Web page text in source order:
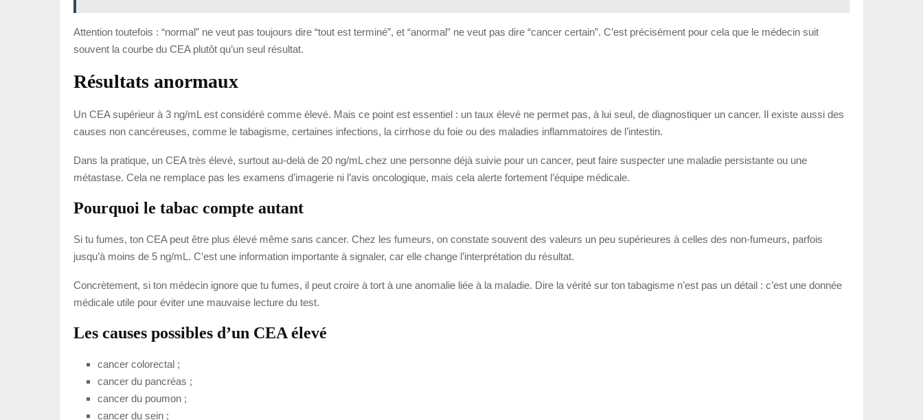
Attention toutefois : “normal” ne veut pas toujours dire “tout est terminé”, et “anormal” ne veut pas dire “cancer certain”. C’est précisément pour cela que le médecin suit
souvent la courbe du CEA plutôt qu’un seul résultat.
Résultats anormaux
Un CEA supérieur à 3 ng/mL est considéré comme élevé. Mais ce point est essentiel : un taux élevé ne permet pas, à lui seul, de diagnostiquer un cancer. Il existe aussi des
causes non cancéreuses, comme le tabagisme, certaines infections, la cirrhose du foie ou des maladies inflammatoires de l’intestin.
Dans la pratique, un CEA très élevé, surtout au-delà de 20 ng/mL chez une personne déjà suivie pour un cancer, peut faire suspecter une maladie persistante ou une
métastase. Cela ne remplace pas les examens d’imagerie ni l’avis oncologique, mais cela alerte fortement l’équipe médicale.
Pourquoi le tabac compte autant
Si tu fumes, ton CEA peut être plus élevé même sans cancer. Chez les fumeurs, on constate souvent des valeurs un peu supérieures à celles des non-fumeurs, parfois
jusqu’à moins de 5 ng/mL. C’est une information importante à signaler, car elle change l’interprétation du résultat.
Concrètement, si ton médecin ignore que tu fumes, il peut croire à tort à une anomalie liée à la maladie. Dire la vérité sur ton tabagisme n’est pas un détail : c’est une donnée
médicale utile pour éviter une mauvaise lecture du test.
Les causes possibles d’un CEA élevé
cancer colorectal ;
cancer du pancréas ;
cancer du poumon ;
cancer du sein ;